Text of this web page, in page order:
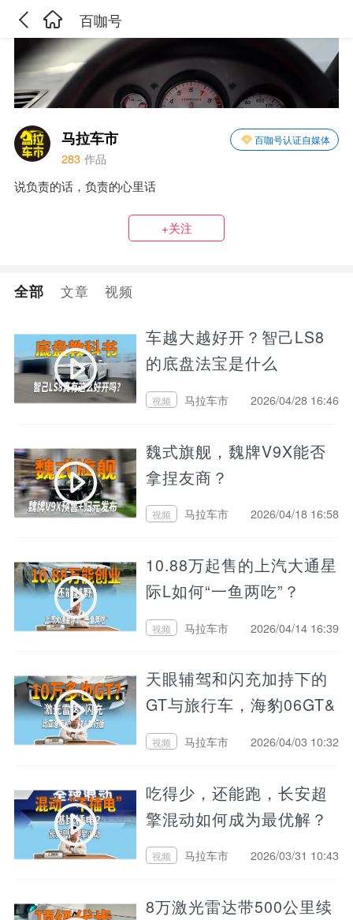
百咖号
马拉车市 百咖号认证自媒体
283 作品
说负责的话，负责的心里话
+关注
全部 文章 视频
车越大越好开？智己LS8
的底盘法宝是什么
视频 马拉车市 2026/04/28 16:46
魏式旗舰，魏牌V9X能否
拿捏友商？
视频 马拉车市 2026/04/18 16:58
10.88万起售的上汽大通星
际L如何“一鱼两吃”？
视频 马拉车市 2026/04/14 16:39
天眼辅驾和闪充加持下的
GT与旅行车，海豹06GT&
旅行版合格吗？
视频 马拉车市 2026/04/03 10:32
吃得少，还能跑，长安超
擎混动如何成为最优解？
视频 马拉车市 2026/03/31 10:43
8万激光雷达带500公里续